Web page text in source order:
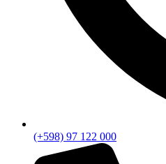
(+598) 97 122 000